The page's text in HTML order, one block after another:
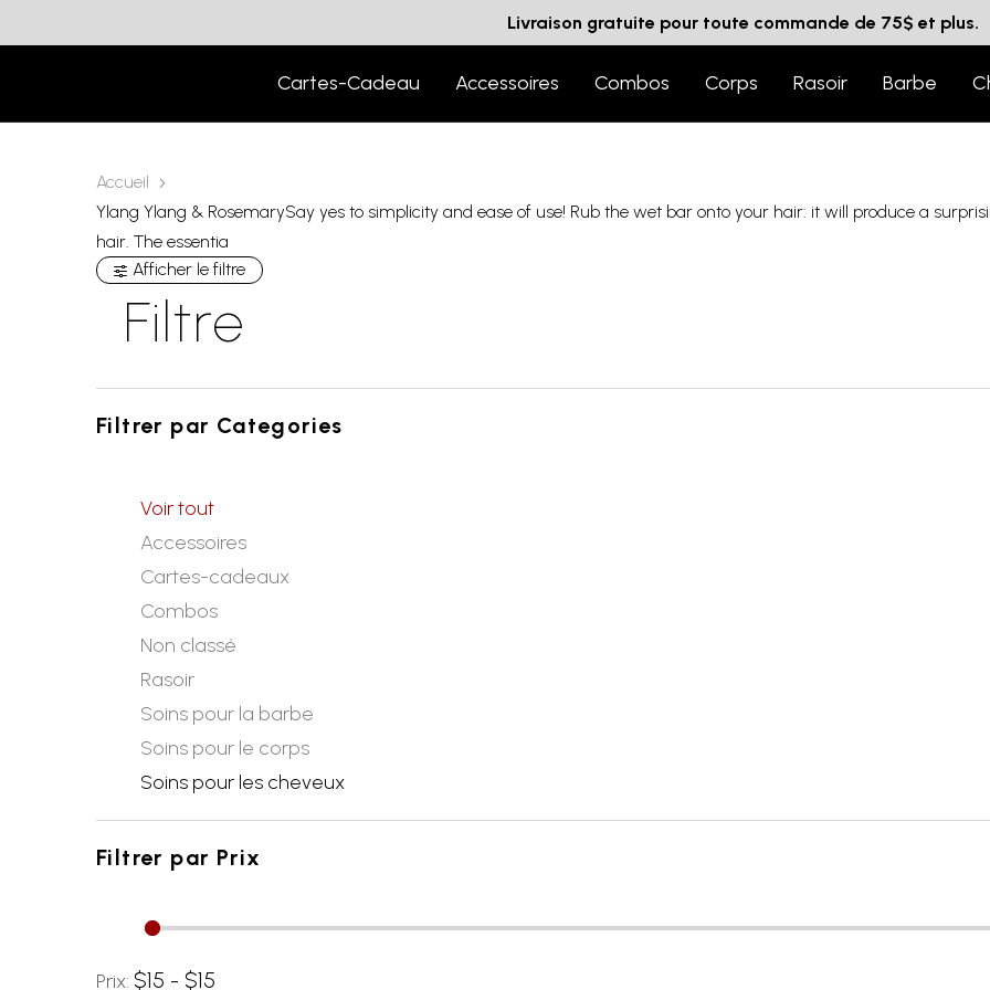
Livraison gratuite pour toute commande de 75$ et plus.
Cartes-Cadeau Accessoires Combos Corps Rasoir Barbe
Accueil
Ylang Ylang & RosemarySay yes to simplicity and ease of use! Rub the wet bar onto your hair: it will produce a
hair. The essentia
Afficher le filtre
Filtre
Filtrer par Categories
Voir tout
Accessoires
Cartes-cadeaux
Combos
Non classé
Rasoir
Soins pour la barbe
Soins pour le corps
Soins pour les cheveux
Filtrer par Prix
Prix: $15 - $15